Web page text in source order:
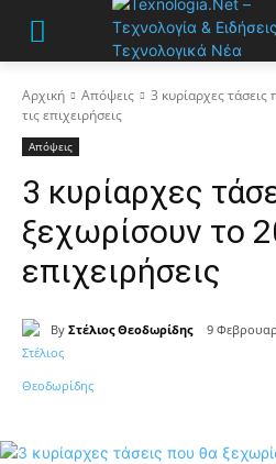
Αρχική Απόψεις
3 κυρίαρχες
τις επιχειρήσεις
Απόψεις
3 κυρίαρχες
ξεχωρίσουν το
επιχειρήσεις
By Στέλιος Θεοδωρίδης 9